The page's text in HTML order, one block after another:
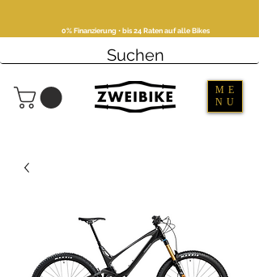
ME
NU
0% Finanzierung • bis 24 Raten auf alle Bikes